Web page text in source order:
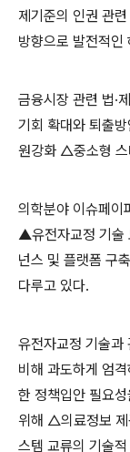
제기준의 인권 관
방향으로 발전적인
금융시장 관련 법·
기회 확대와 퇴출
원강화 △중소형 스
의학분야 이슈페이
▲유전자교정 기술
넌스 및 플랫폼 구
다루고 있다.
유전자교정 기술과
비해 과도하게 엄
한 정책입안 필요
위해 △의료정보 제
스템 교류의 기술